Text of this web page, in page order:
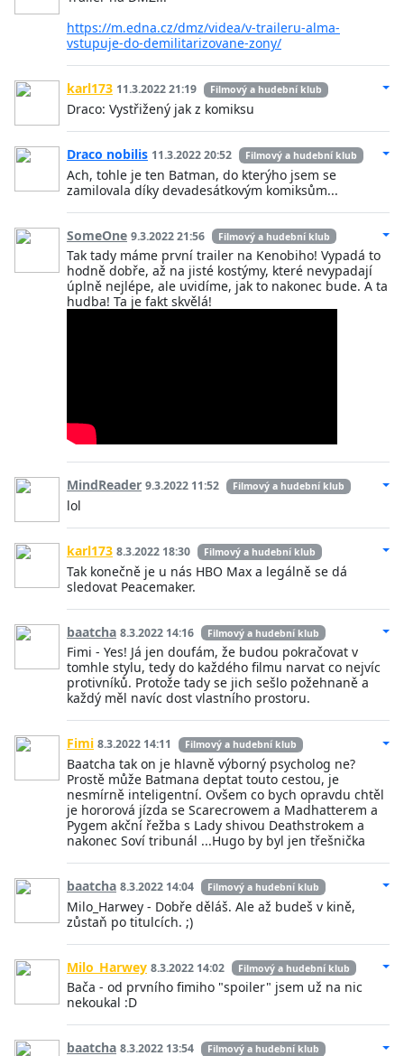
https://m.edna.cz/dmz/videa/v-traileru-alma-
vstupuje-do-demilitarizovane-zony/
karl173 11.3.2022 21:19 Filmový a hudební klub
Draco: Vystřižený jak z komiksu
Draco nobilis 11.3.2022 20:52 Filmový a hudební klub
Ach, tohle je ten Batman, do kterýho jsem se
zamilovala díky devadesátkovým komiksům...
SomeOne 9.3.2022 21:56 Filmový a hudební klub
Tak tady máme první trailer na Kenobiho! Vypadá to
hodně dobře, až na jisté kostýmy, které nevypadají
úplně nejlépe, ale uvidíme, jak to nakonec bude. A ta
hudba! Ta je fakt skvělá!
MindReader 9.3.2022 11:52 Filmový a hudební klub
lol
karl173 8.3.2022 18:30 Filmový a hudební klub
Tak konečně je u nás HBO Max a legálně se dá
sledovat Peacemaker.
baatcha 8.3.2022 14:16 Filmový a hudební klub
Fimi - Yes! Já jen doufám, že budou pokračovat v
tomhle stylu, tedy do každého filmu narvat co nejvíc
protivníků. Protože tady se jich sešlo požehnaně a
každý měl navíc dost vlastního prostoru.
Fimi 8.3.2022 14:11 Filmový a hudební klub
Baatcha tak on je hlavně výborný psycholog ne?
Prostě může Batmana deptat touto cestou, je
nesmírně inteligentní. Ovšem co bych opravdu chtěl
je hororová jízda se Scarecrowem a Madhatterem a
Pygem akční řežba s Lady shivou Deathstrokem a
nakonec Soví tribunál ...Hugo by byl jen třešnička
baatcha 8.3.2022 14:04 Filmový a hudební klub
Milo_Harwey - Dobře děláš. Ale až budeš v kině,
zůstaň po titulcích. ;)
Milo_Harwey 8.3.2022 14:02 Filmový a hudební klub
Bača - od prvního fimiho "spoiler" jsem už na nic
nekoukal :D
baatcha 8.3.2022 13:54 Filmový a hudební klub